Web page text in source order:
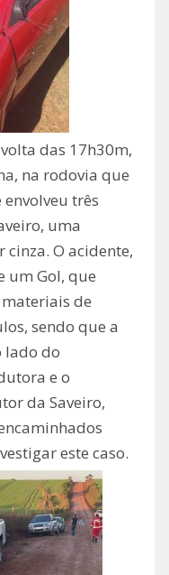
das 17h30m,
na rodovia que
três
uma
cinza. O acidente,
um Gol, que
de
sendo que a
lado do
e o
da Saveiro,
este caso.